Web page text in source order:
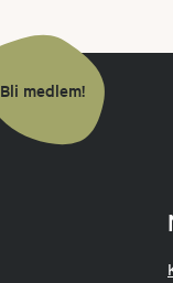
Bli medlem!